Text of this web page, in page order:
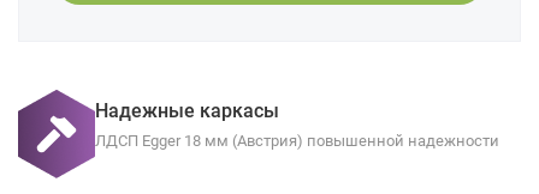
Надежные каркасы
ЛДСП Egger 18 мм (Австрия) повышенной надежности